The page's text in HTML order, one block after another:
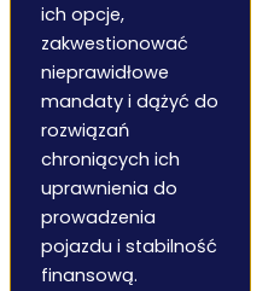
ich opcje,
zakwestionować
nieprawidłowe
mandaty i dążyć do
rozwiązań
chroniących ich
uprawnienia do
prowadzenia
pojazdu i stabilność
finansową.